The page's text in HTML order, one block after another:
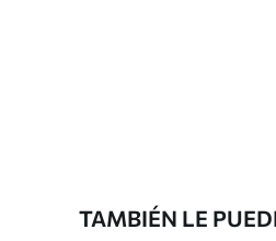
TAMBIÉN LE